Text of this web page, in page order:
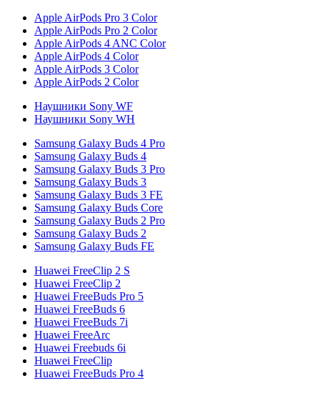
Apple AirPods Pro 3 Color
Apple AirPods Pro 2 Color
Apple AirPods 4 ANC Color
Apple AirPods 4 Color
Apple AirPods 3 Color
Apple AirPods 2 Color
Наушники Sony WF
Наушники Sony WH
Samsung Galaxy Buds 4 Pro
Samsung Galaxy Buds 4
Samsung Galaxy Buds 3 Pro
Samsung Galaxy Buds 3
Samsung Galaxy Buds 3 FE
Samsung Galaxy Buds Core
Samsung Galaxy Buds 2 Pro
Samsung Galaxy Buds 2
Samsung Galaxy Buds FE
Huawei FreeClip 2 S
Huawei FreeClip 2
Huawei FreeBuds Pro 5
Huawei FreeBuds 6
Huawei FreeBuds 7i
Huawei FreeArc
Huawei Freebuds 6i
Huawei FreeClip
Huawei FreeBuds Pro 4